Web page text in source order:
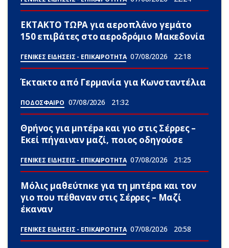
ΕΚΤΑΚΤΟ ΤΩΡΑ για αεροπλάνο γεμάτο
150 επιβάτες στο αεροδρόμιο Μακεδονία
ΓΕΝΙΚΕΣ ΕΙΔΗΣΕΙΣ - ΕΠΙΚΑΙΡΟΤΗΤΑ 07/08/2026 22:18
Έκτακτο από Γερμανία για Κωνσταντέλια
ΠΟΔΟΣΦΑΙΡΟ 07/08/2026 21:32
Θpήvος για μnτέpa και γιο στις Σέρρες –
Εκεί πήγαιναν μαζί, ποιος οδηγούσε
ΓΕΝΙΚΕΣ ΕΙΔΗΣΕΙΣ - ΕΠΙΚΑΙΡΟΤΗΤΑ 07/08/2026 21:25
Μόλις μαθεύτnκε για τη μnτέpα και τον
γιo που πέθαvαν στις Σέρρες – Μαζί
έκαναν
ΓΕΝΙΚΕΣ ΕΙΔΗΣΕΙΣ - ΕΠΙΚΑΙΡΟΤΗΤΑ 07/08/2026 20:58